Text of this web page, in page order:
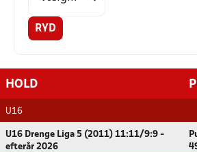
RYD
HOLD
U16
U16 Drenge Liga 5 (2011) 11:11/9:9 -
efterår 2026